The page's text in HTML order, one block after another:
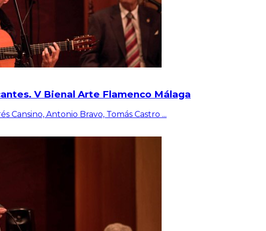
V Bienal Arte Flamenco Málaga
Cansino, Antonio Bravo, Tomás Castro ...